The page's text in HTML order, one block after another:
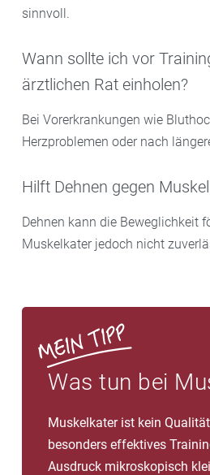
sinnvoll.
Wann sollte ich vor
ärztlichen Rat einholen?
Bei Vorerkrankungen wie
Herzproblemen oder nach
Hilft Dehnen gegen
Dehnen kann die Beweglichkeit
Muskelkater jedoch nicht
Was tun bei
Muskelkater ist kein
besonders effektives
Ausdruck mikroskopisch